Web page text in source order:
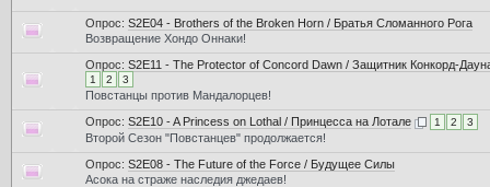
Опрос: S2E04 - Brothers of the Broken Horn / Братья Сломанного Рога
Возвращение Хондо Оннаки!
Опрос: S2E11 - The Protector of Concord Dawn / Защитник Конкорд-
1 2 3
Повстанцы против Мандалорцев!
Опрос: S2E10 - A Princess on Lothal / Принцесса на Лотале 1 2 3
Второй Сезон "Повстанцев" продолжается!
Опрос: S2E08 - The Future of the Force / Будущее Силы
Асока на страже наследия джедаев!